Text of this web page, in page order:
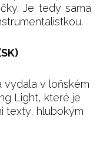
Je tedy sama
vydala v loňském
Light, které je
texty, hlubokým